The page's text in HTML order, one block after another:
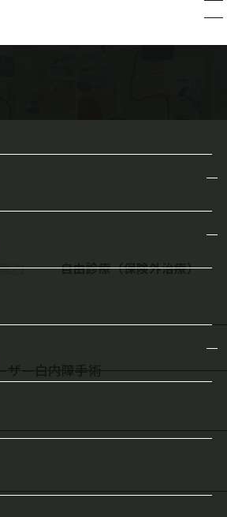
ジ
レンズ
について
険外治療）
内 自由診療（保険外治療）
ザー白内障手術